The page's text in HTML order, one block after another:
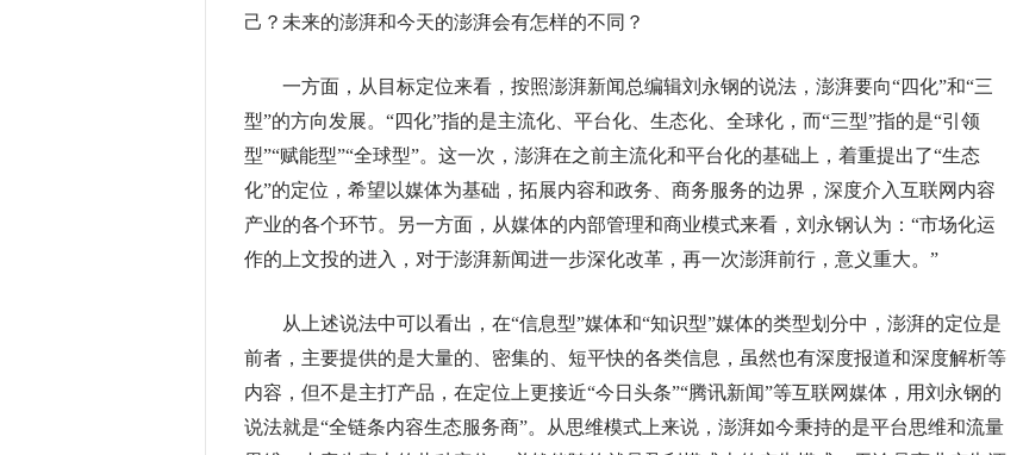
己？未来的澎湃和今天的澎湃会有怎样的不同？
一方面，从目标定位来看，按照澎湃新闻总编辑刘永钢的说法，澎湃要向“四化”和“三
型”的方向发展。“四化”指的是主流化、平台化、生态化、全球化，而“三型”指的是“引领
型”“赋能型”“全球型”。这一次，澎湃在之前主流化和平台化的基础上，着重提出了“生态
化”的定位，希望以媒体为基础，拓展内容和政务、商务服务的边界，深度介入互联网内容
产业的各个环节。另一方面，从媒体的内部管理和商业模式来看，刘永钢认为：“市场化运
作的上文投的进入，对于澎湃新闻进一步深化改革，再一次澎湃前行，意义重大。”
从上述说法中可以看出，在“信息型”媒体和“知识型”媒体的类型划分中，澎湃的定位是
前者，主要提供的是大量的、密集的、短平快的各类信息，虽然也有深度报道和深度解析等
内容，但不是主打产品，在定位上更接近“今日头条”“腾讯新闻”等互联网媒体，用刘永钢的
说法就是“全链条内容生态服务商”。从思维模式上来说，澎湃如今秉持的是平台思维和流量